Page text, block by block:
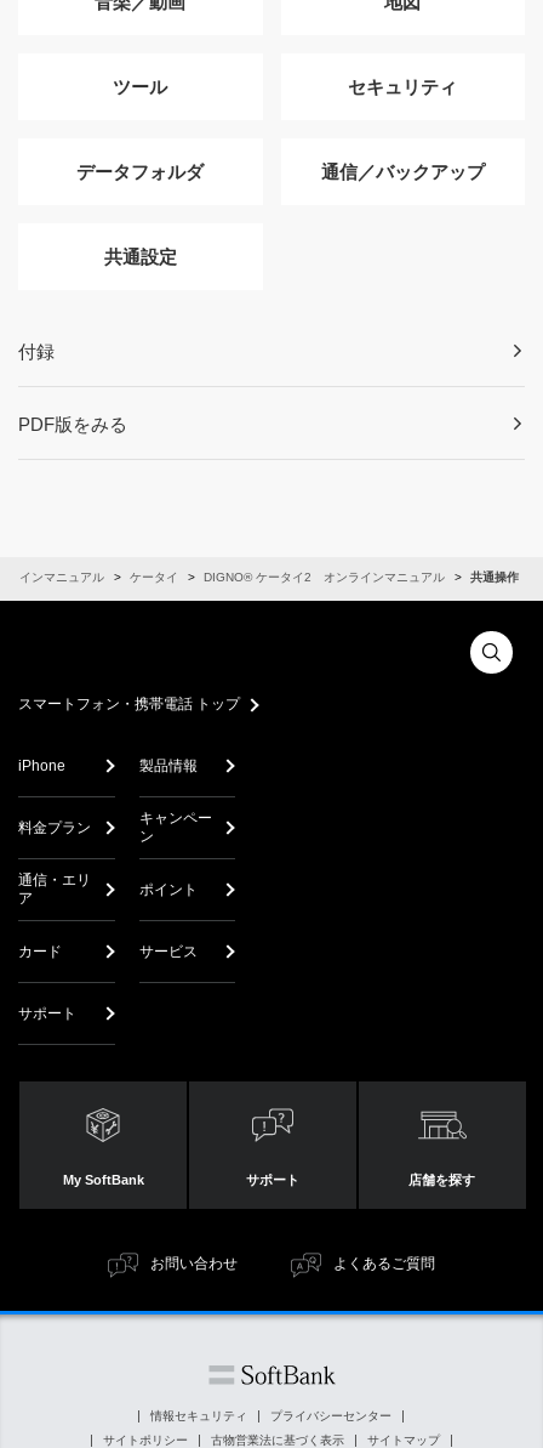
ツール セキュリティ
データフォルダ 通信／バックアップ
共通設定
付録
PDF版をみる
ラインマニュアル ケータイ DIGNO® ケータイ2 オンラインマニュアル 共通操作
スマートフォン・携帯電話 トップ
iPhone 製品情報
料金プラン
キャンペー
ン
通信・エリ
ア
ポイント
カード サービス
サポート
My SoftBank サポート 店舗を探す
お問い合わせ よくあるご質問
情報セキュリティ
プライバシーセンター
サイトポリシー
古物営業法に基づく表示 サイトマップ